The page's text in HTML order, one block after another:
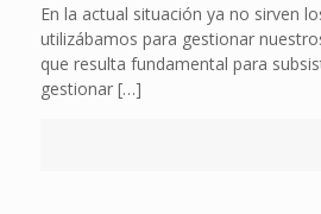
En la actual situación ya no sirven
utilizábamos para gestionar
que resulta fundamental para
gestionar[…]